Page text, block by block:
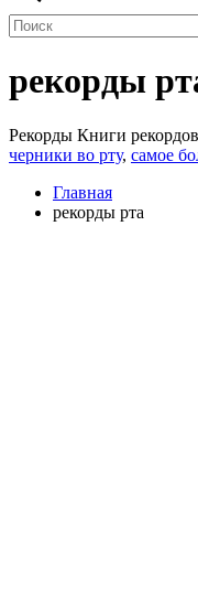
рекорды
Рекорды Книги
черники во рту, самое
Главная
рекорды рта